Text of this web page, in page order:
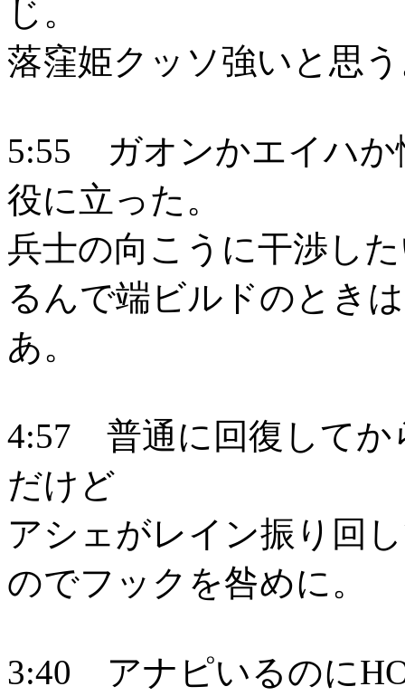
じ。
落窪姫クッソ強いと思
5:55 ガオンかエイハか
役に立った。
兵士の向こうに干渉し
るんで端ビルドのとき
あ。
4:57 普通に回復してか
だけど
アシェがレイン振り回
のでフックを咎めに。
3:40 アナピいるのに